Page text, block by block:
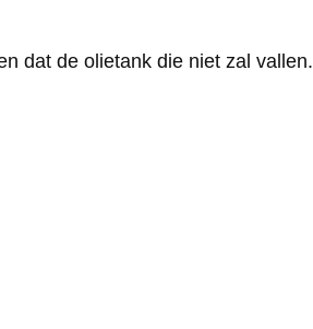
dat de olietank die niet zal vallen.